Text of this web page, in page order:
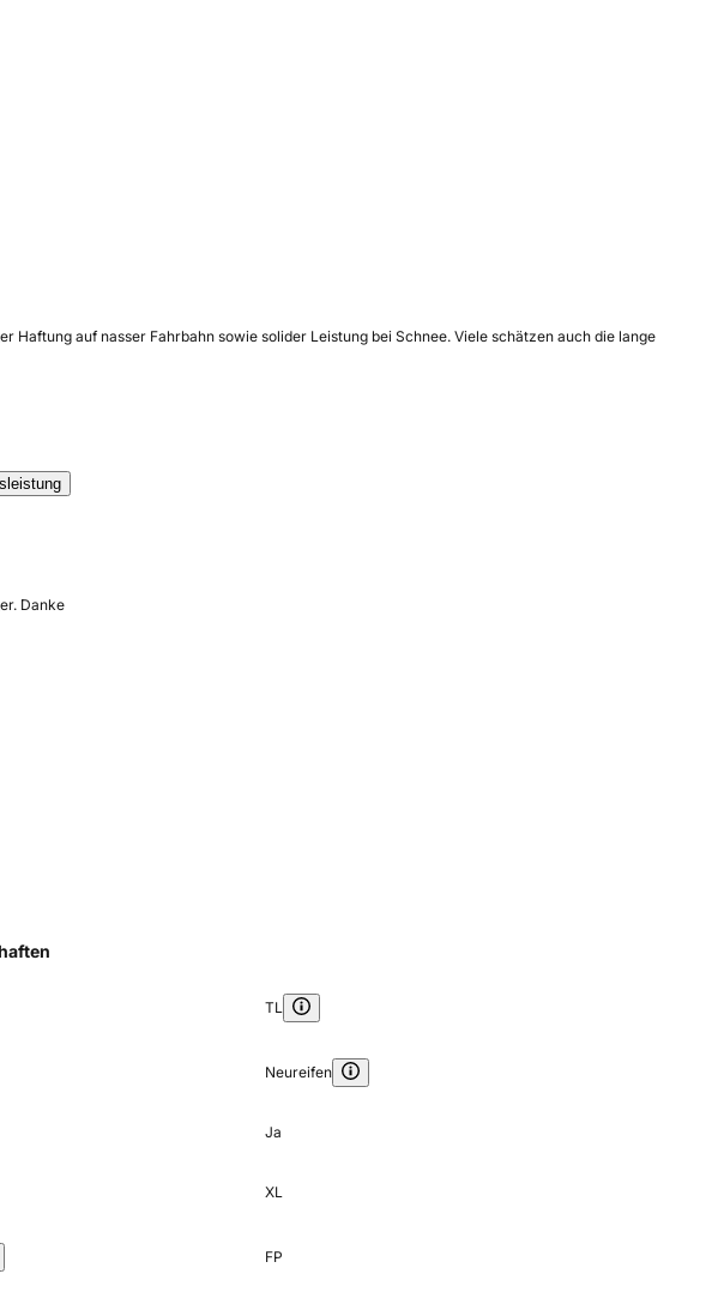
auf nasser Fahrbahn sowie solider Leistung bei Schnee. Viele schätzen auch die lange
Danke
TL
Neureifen
Ja
XL
FP